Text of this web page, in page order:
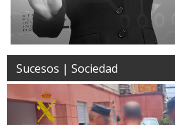
Sucesos | Sociedad